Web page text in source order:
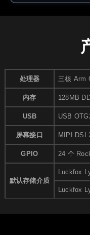
处理器 三核 Arm
内存 128MB
USB USB
屏幕接口 MIPI DSI
GPIO 24 个
默认存储介质
Luckfox
Luckfox